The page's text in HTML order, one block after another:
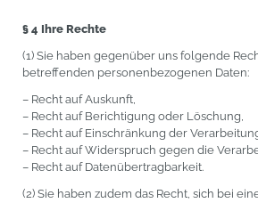
§ 4 Ihre Rechte
(1) Sie haben gegenüber uns folgende
betreffenden personenbezogenen Daten:
– Recht auf Auskunft,
– Recht auf Berichtigung oder Löschung,
– Recht auf Einschränkung der
– Recht auf Widerspruch gegen die
– Recht auf Datenübertragbarkeit.
(2) Sie haben zudem das Recht, sich bei